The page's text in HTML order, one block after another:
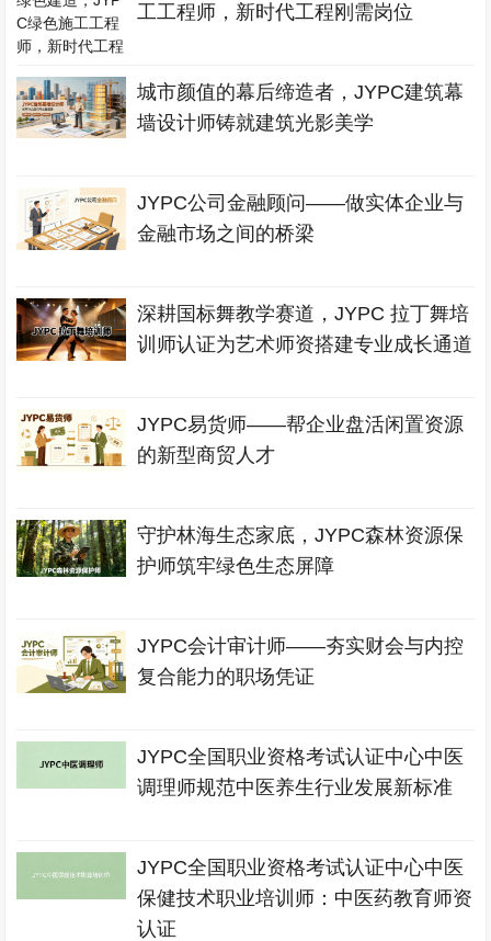
工工程师，新时代工程刚需岗位
城市颜值的幕后缔造者，JYPC建筑幕
墙设计师铸就建筑光影美学
JYPC公司金融顾问——做实体企业与
金融市场之间的桥梁
深耕国标舞教学赛道，JYPC 拉丁舞培
训师认证为艺术师资搭建专业成长通道
JYPC易货师——帮企业盘活闲置资源
的新型商贸人才
守护林海生态家底，JYPC森林资源保
护师筑牢绿色生态屏障
JYPC会计审计师——夯实财会与内控
复合能力的职场凭证
JYPC全国职业资格考试认证中心中医
调理师规范中医养生行业发展新标准
JYPC全国职业资格考试认证中心中医
保健技术职业培训师：中医药教育师资
认证